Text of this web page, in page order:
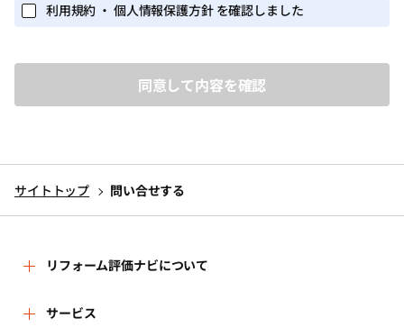
い。
ジ(以下、「マイページ」)が提供されます。
ユーザーは、マイページにおいては、次条に定めるサービ
スを利用いただくことができます。
4.当財団から付与されたＩＤ・パスワード(以下、「アカウン
当サイトのサービスを利用する可能性があります。ユー
ウントに関しては慎重に管理してください。
いても、個人情報を収集する場合がございます。
定めるとともに、これを実行し維持することを宣言いたしま
を取得いたします。
2.個人情報を、本人から直接書面によって取得する場合は、
当財団名、個人情報保護管理者名及び連絡先、利用目的等
ます。
で行います。
利用規約 ・ 個人情報保護方針 を確認しました
サイトトップ 問い合せする
リフォーム評価ナビについて
リフォーム評価ナビとは
サービス